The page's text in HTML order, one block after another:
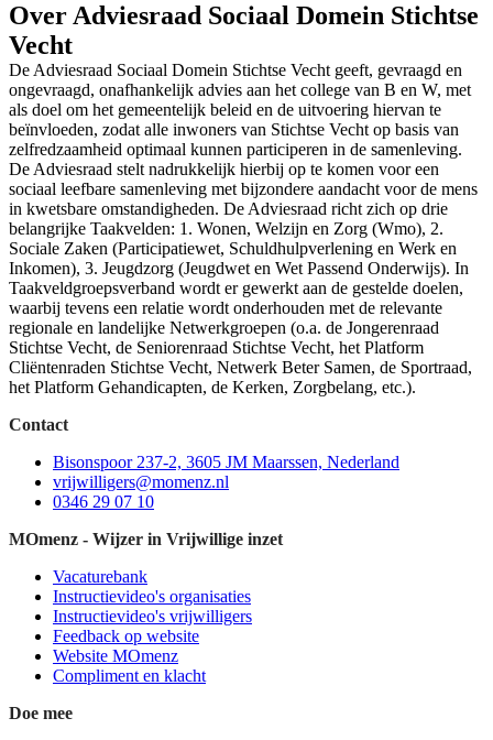
Over Adviesraad Sociaal Domein Stichtse
Vecht
De Adviesraad Sociaal Domein Stichtse Vecht geeft, gevraagd en
ongevraagd, onafhankelijk advies aan het college van B en W, met
als doel om het gemeentelijk beleid en de uitvoering hiervan te
beïnvloeden, zodat alle inwoners van Stichtse Vecht op basis van
zelfredzaamheid optimaal kunnen participeren in de samenleving.
De Adviesraad stelt nadrukkelijk hierbij op te komen voor een
sociaal leefbare samenleving met bijzondere aandacht voor de mens
in kwetsbare omstandigheden. De Adviesraad richt zich op drie
belangrijke Taakvelden: 1. Wonen, Welzijn en Zorg (Wmo), 2.
Sociale Zaken (Participatiewet, Schuldhulpverlening en Werk en
Inkomen), 3. Jeugdzorg (Jeugdwet en Wet Passend Onderwijs). In
Taakveldgroepsverband wordt er gewerkt aan de gestelde doelen,
waarbij tevens een relatie wordt onderhouden met de relevante
regionale en landelijke Netwerkgroepen (o.a. de Jongerenraad
Stichtse Vecht, de Seniorenraad Stichtse Vecht, het Platform
Cliëntenraden Stichtse Vecht, Netwerk Beter Samen, de Sportraad,
het Platform Gehandicapten, de Kerken, Zorgbelang, etc.).
Contact
Bisonspoor 237-2, 3605 JM Maarssen, Nederland
vrijwilligers@momenz.nl
0346 29 07 10
MOmenz - Wijzer in Vrijwillige inzet
Vacaturebank
Instructievideo's organisaties
Instructievideo's vrijwilligers
Feedback op website
Website MOmenz
Compliment en klacht
Doe mee